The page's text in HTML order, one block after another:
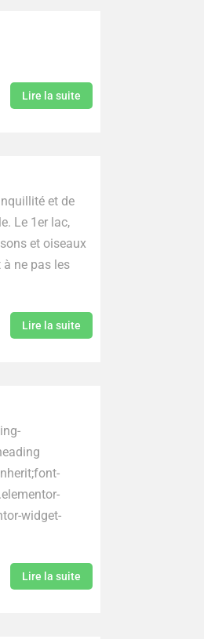
Lire la suite
et de
et oiseaux
à ne pas les
Lire la suite
widget-
Lire la suite